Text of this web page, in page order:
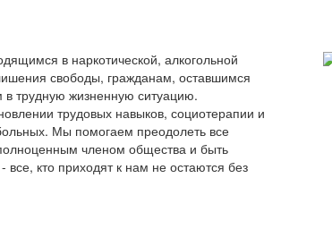
в наркотической, алкогольной
свободы, гражданам, оставшимся
в трудную жизненную ситуацию.
трудовых навыков, социотерапии и
Мы помогаем преодолеть все
членом общества и быть
кто приходят к нам не остаются без